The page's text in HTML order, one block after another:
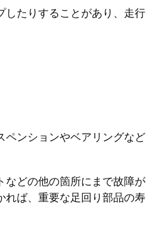
したりすることがあり、走行
ペンションやベアリングなど
などの他の箇所にまで故障が
れば、重要な足回り部品の寿